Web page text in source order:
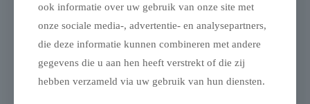
Uitverkocht
ook informatie over uw gebruik van onze site met
onze sociale media-, advertentie- en analysepartners,
die deze informatie kunnen combineren met andere
gegevens die u aan hen heeft verstrekt of die zij
hebben verzameld via uw gebruik van hun diensten.